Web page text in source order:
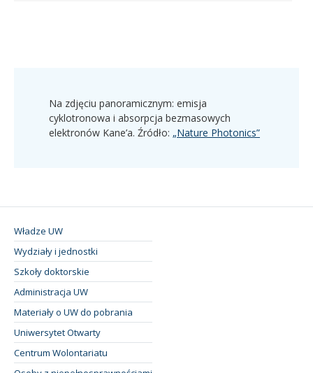
Na zdjęciu panoramicznym: emisja
cyklotronowa i absorpcja bezmasowych
elektronów Kane’a. Źródło: „Nature Photonics”
Władze UW
Wydziały i jednostki
Szkoły doktorskie
Administracja UW
Materiały o UW do pobrania
Uniwersytet Otwarty
Centrum Wolontariatu